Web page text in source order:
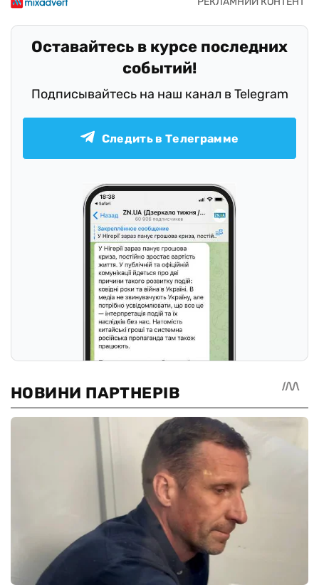
Оставайтесь в курсе последних
событий!
Подписывайтесь на наш канал в Telegram
Следить в Телеграмме